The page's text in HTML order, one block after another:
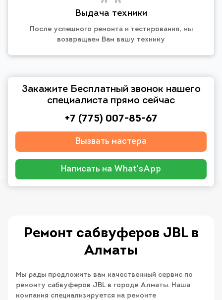
Выдача техники
После успешного ремонта и тестирования, мы
возвращаем Вам вашу технику
Закажите Бесплатный звонок нашего
специалиста прямо сейчас
+7 (775) 007-85-67
Вызвать мастера
Написать на What'sApp
Ремонт сабвуферов JBL в
Алматы
Мы рады предложить вам качественный сервис по
ремонту сабвуферов JBL в городе Алматы. Наша
компания специализируется на ремонте